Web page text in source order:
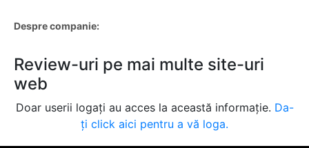
Despre companie:
Review-uri pe mai multe site-uri
web
Doar userii logați au acces la această informație. Da-
ți click aici pentru a vă loga.